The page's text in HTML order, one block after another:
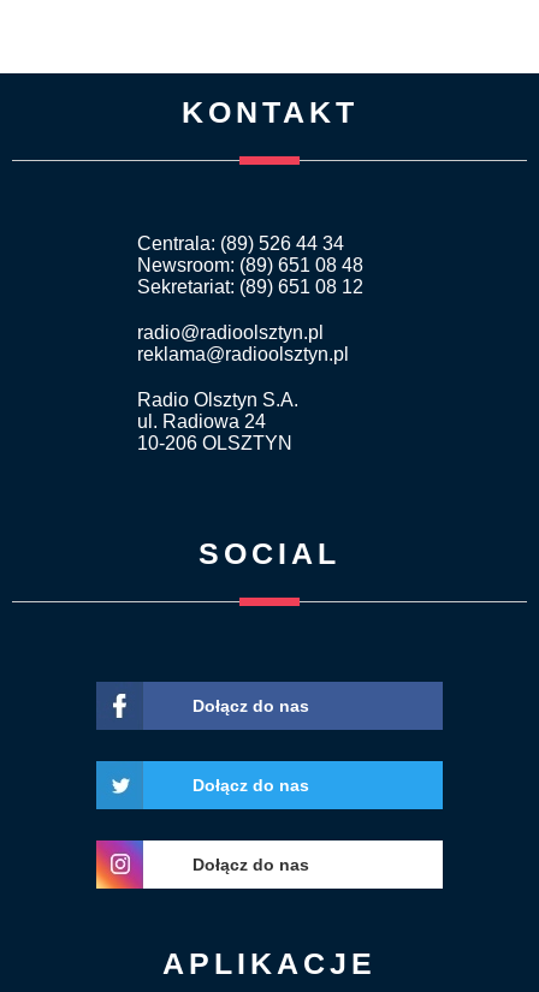
KONTAKT
Centrala: (89) 526 44 34
Newsroom: (89) 651 08 48
Sekretariat: (89) 651 08 12
radio@radioolsztyn.pl
reklama@radioolsztyn.pl
Radio Olsztyn S.A.
ul. Radiowa 24
10-206 OLSZTYN
SOCIAL
Dołącz do nas
Dołącz do nas
Dołącz do nas
APLIKACJE